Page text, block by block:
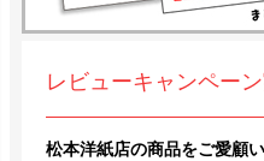
レビューキャンペーン
松本洋紙店の商品をご愛顧